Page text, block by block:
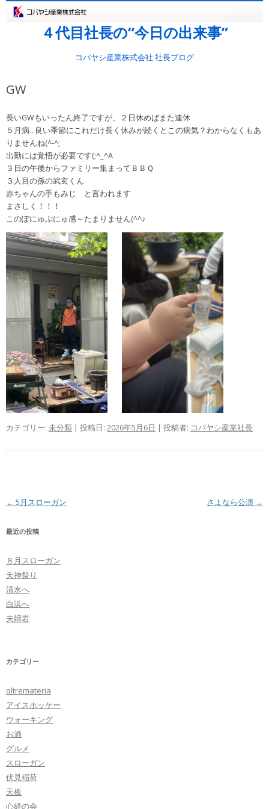
４代目社長の“今日の出来事”
コバヤシ産業株式会社 社長ブログ
GW
長いGWもいったん終了ですが、２日休めばまた連休
５月病…良い季節にこれだけ長く休みが続くとこの病気？わからなくもあ
りませんね(^-^;
出勤には覚悟が必要です(;^_^A
３日の午後からファミリー集まってＢＢＱ
３人目の孫の武玄くん
赤ちゃんの手もみじ と言われます
まさしく！！！
このぽにゅぷにゅ感～たまりません(^^♪
カテゴリー: 未分類 | 投稿日: 2026年5月6日 | 投稿者: コバヤシ産業社長
投
ナ
ゲ
ー
シ
ョ
ン
← 5月スローガン さよなら公演 →
最近の投稿
８月スローガン
天神祭り
清水へ
白浜へ
夫婦岩
カテゴリー
oltremateria
アイスホッケー
ウォーキング
お酒
グルメ
スローガン
伏見稲荷
天板
心経の会